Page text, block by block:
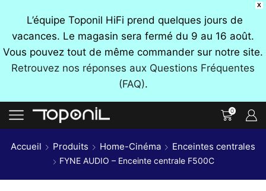
X
L’équipe Toponil HiFi prend quelques jours de
vacances. Le magasin sera fermé du 9 au 16 août.
Vous pouvez tout de même commander sur notre site.
Retrouvez nos réponses aux Questions Fréquentes
(FAQ).
0
Accueil Produits Home-Cinéma Enceintes centrales
FYNE AUDIO – Enceinte centrale F500C